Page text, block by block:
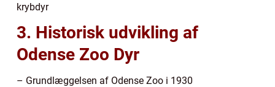
krybdyr
3. Historisk udvikling af
Odense Zoo Dyr
– Grundlæggelsen af Odense Zoo i 1930